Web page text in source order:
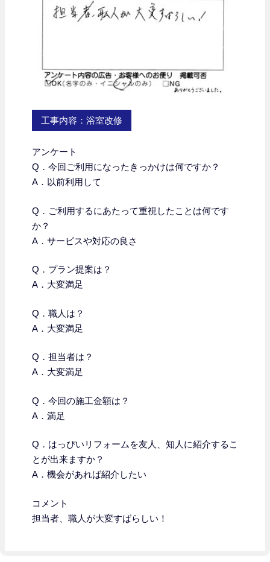
工事内容：浴室改修
アンケート
Q．今回ご利用になったきっかけは何ですか？
A．以前利用して
Q． ご利用するにあたって重視したことは何です
か？
A．サービスや対応の良さ
Q．プラン提案は？
A．大変満足
Q．職人は？
A．大変満足
Q．担当者は？
A．大変満足
Q．今回の施工金額は？
A．満足
Q．はっぴいリフォームを友人、知人に紹介するこ
とが出来ますか？
A．機会があれば紹介したい
コメント
担当者、職人が大変すばらしい！